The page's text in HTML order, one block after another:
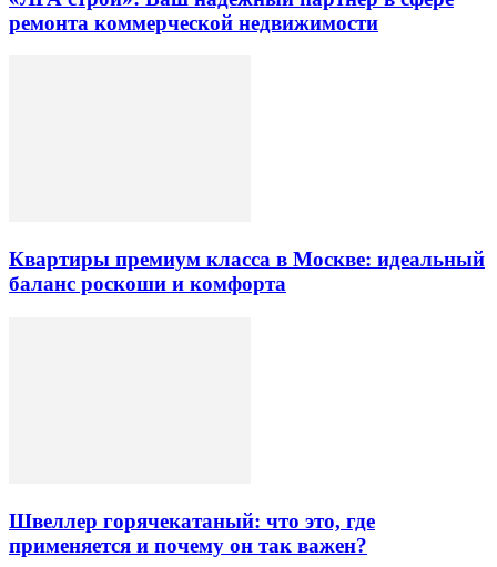
ремонта коммерческой недвижимости
Квартиры премиум класса в Москве: идеальный
баланс роскоши и комфорта
Швеллер горячекатаный: что это, где
применяется и почему он так важен?